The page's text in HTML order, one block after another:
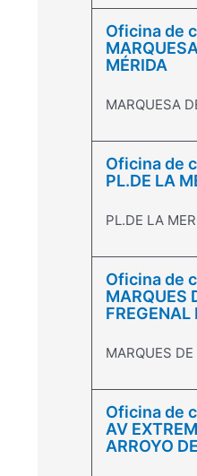
Oficina de
MÉRIDA
MARQUESA
Oficina de
PL.DE LA
PL.DE LA
Oficina de
MARQUES
FREGENAL
MARQUES
Oficina de
AV
ARROYO